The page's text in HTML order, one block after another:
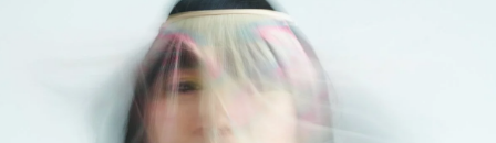
イベント・グッズ
YouTube
会社情報